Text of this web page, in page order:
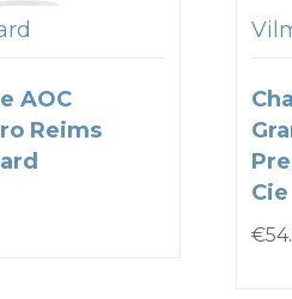
AOC
Reims
Cie
€